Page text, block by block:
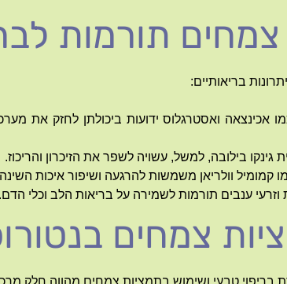
תורמות
בריאותיים:
אכינצאה ואסטרגלוס ידועות ביכולתן לחזק את
גינקו בילובה, למשל, עשויה לשפר את הזיכרון והריכוז.
וולריאן משמשות להרגעה ושיפור איכות
וזרעי ענבים תורמות לשמירה על בריאות הלב וכלי הדם.
צמחים